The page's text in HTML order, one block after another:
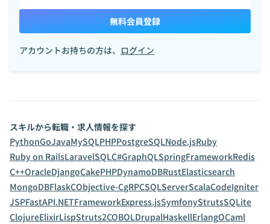
無料会員登録
アカウントお持ちの方は、 ログイン
スキルから転職・求人情報を探す
PythonGoJavaMySQLPHPPostgreSQLNode.jsRuby
Ruby on RailsLaravelSQLC#GraphQLSpringFrameworkRedis
C++OracleDjangoCakePHPDynamoDBRustElasticsearch
MongoDBFlaskCObjective-CgRPCSQLServerScalaCodeIgniter
JSPFastAPI.NETFrameworkExpress.jsSymfonyStrutsSQLite
ClojureElixirLispStruts2COBOLDrupalHaskellErlangOCaml